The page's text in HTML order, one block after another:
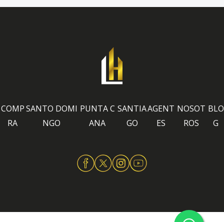
COMP
RA
SANTO DOMI
NGO
PUNTA C
ANA
SANTIA
GO
AGENT
ES
NOSOT
ROS
BLO
G